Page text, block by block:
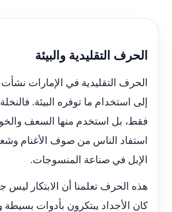
الحرف التقليدية والبيئة
الحرف التقليدية في الإمارات
إلى استخدام ما توفره البيئة.
فقط، بل استخدم منها السعف
استفاد الناس من صوف الأغنام
الإبل في صناعة المنسوجات.
هذه الحرف تعلمنا أن الابتكار ليس
كان الأجداد يبتكرون بأدوات بسيطة